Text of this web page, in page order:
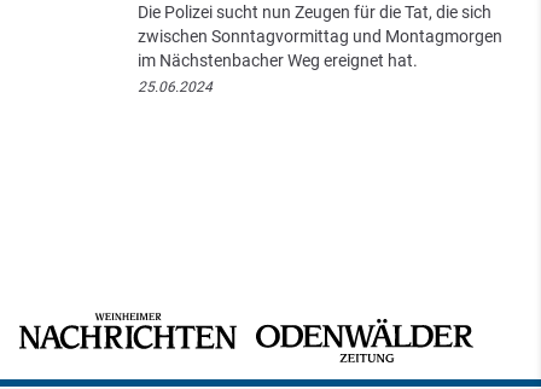
Die Polizei sucht nun Zeugen für die Tat, die sich
zwischen Sonntagvormittag und Montagmorgen
im Nächstenbacher Weg ereignet hat.
25.06.2024